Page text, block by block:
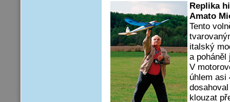
Replika
Amato
Tento
italský
a poháněl
V
úhlem asi
klouzat